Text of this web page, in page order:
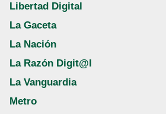
Libertad Digital
La Gaceta
La Nación
La Razón Digit@l
La Vanguardia
Metro